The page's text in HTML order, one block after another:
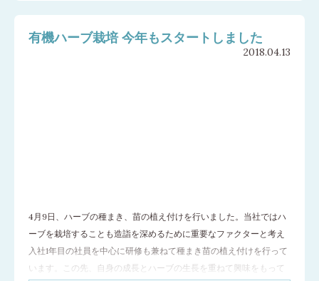
有機ハーブ栽培 今年もスタートしました
2018.04.13
4月9日、ハーブの種まき、苗の植え付けを行いました。当社ではハ
ーブを栽培することも造詣を深めるために重要なファクターと考え
入社1年目の社員を中心に研修も兼ねて種まき苗の植え付けを行って
います。この先、自身の成長とハーブの生長を重ねて興味をもって